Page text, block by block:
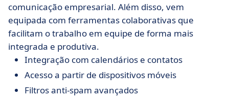
comunicação empresarial. Além disso, vem
equipada com ferramentas colaborativas que
facilitam o trabalho em equipe de forma mais
integrada e produtiva.
Integração com calendários e contatos
Acesso a partir de dispositivos móveis
Filtros anti-spam avançados